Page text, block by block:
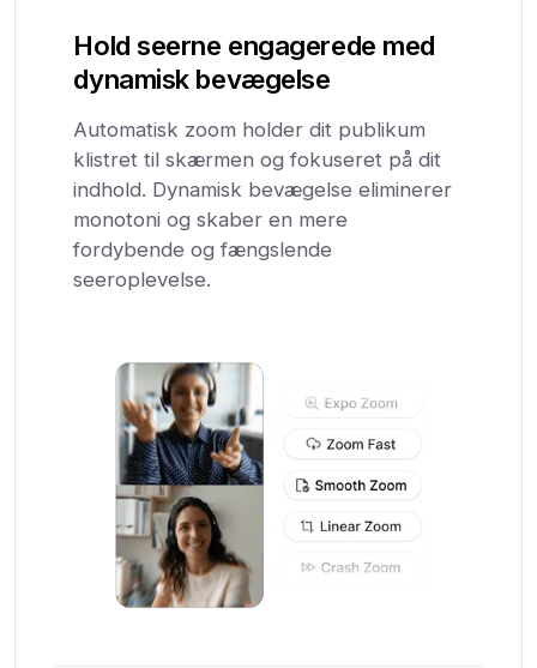
Hold seerne engagerede med
dynamisk bevægelse
Automatisk zoom holder dit publikum
klistret til skærmen og fokuseret på dit
indhold. Dynamisk bevægelse eliminerer
monotoni og skaber en mere
fordybende og fængslende
seeroplevelse.